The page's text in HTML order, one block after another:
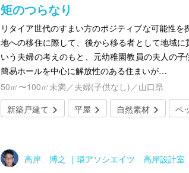
矩のつらなり
リタイア世代のすまい方のポジティブな可能性を
地への移住に際して、後から移る者として地域に
いう夫婦の考えのもと、元幼稚園教員の夫人の
簡易ホールを中心に解放性のある住まいが…
50㎡〜100㎡未満／夫婦(子供なし)／山口県
新築戸建て
平屋 自然素材 ペ
高岸 博之 ｜環アソシエイツ 高岸設計室